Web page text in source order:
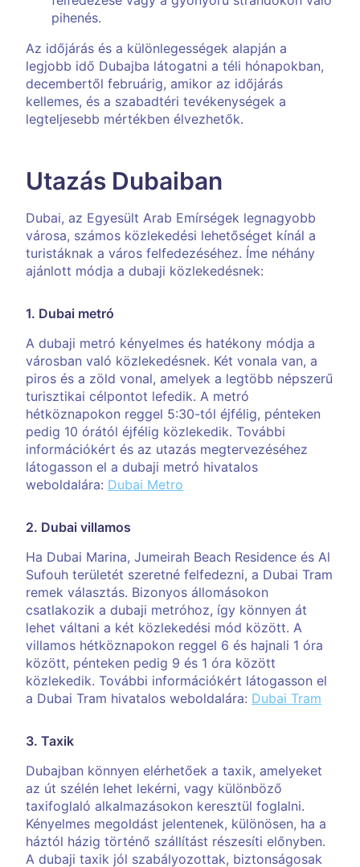
pihenés.
Az időjárás és a különlegességek alapján a
legjobb idő Dubajba látogatni a téli hónapokban,
decembertől februárig, amikor az időjárás
kellemes, és a szabadtéri tevékenységek a
legteljesebb mértékben élvezhetők.
Utazás Dubaiban
Dubai, az Egyesült Arab Emírségek legnagyobb
városa, számos közlekedési lehetőséget kínál a
turistáknak a város felfedezéséhez. Íme néhány
ajánlott módja a dubaji közlekedésnek:
1. Dubai metró
A dubaji metró kényelmes és hatékony módja a
városban való közlekedésnek. Két vonala van, a
piros és a zöld vonal, amelyek a legtöbb népszerű
turisztikai célpontot lefedik. A metró
hétköznapokon reggel 5:30-tól éjfélig, pénteken
pedig 10 órától éjfélig közlekedik. További
információkért és az utazás megtervezéséhez
látogasson el a dubaji metró hivatalos
weboldalára: Dubai Metro
2. Dubai villamos
Ha Dubai Marina, Jumeirah Beach Residence és Al
Sufouh területét szeretné felfedezni, a Dubai Tram
remek választás. Bizonyos állomásokon
csatlakozik a dubaji metróhoz, így könnyen át
lehet váltani a két közlekedési mód között. A
villamos hétköznapokon reggel 6 és hajnali 1 óra
között, pénteken pedig 9 és 1 óra között
közlekedik. További információkért látogasson el
a Dubai Tram hivatalos weboldalára: Dubai Tram
3. Taxik
Dubajban könnyen elérhetőek a taxik, amelyeket
az út szélén lehet lekérni, vagy különböző
taxifoglaló alkalmazásokon keresztül foglalni.
Kényelmes megoldást jelentenek, különösen, ha a
háztól házig történő szállítást részesíti előnyben.
A dubaji taxik jól szabályozottak, biztonságosak